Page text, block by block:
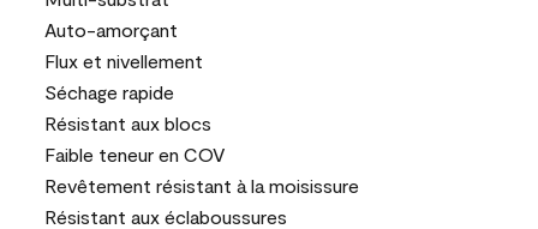
Auto-amorçant
Flux et nivellement
Séchage rapide
Résistant aux blocs
Faible teneur en COV
Revêtement résistant à la moisissure
Résistant aux éclaboussures